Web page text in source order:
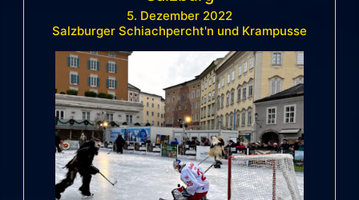
5. Dezember 2022
Salzburger Schiachpercht'n und Krampusse